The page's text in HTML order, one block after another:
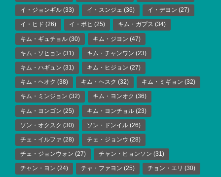
イ・ジョンギル (33) イ・スンジェ (36) イ・デヨン (27)
イ・ヒド (26) イ・ボヒ (25) キム・ガプス (34)
キム・ギュチョル (30) キム・ジヨン (47)
キム・ソヒョン (31) キム・チャンワン (23)
キム・ハギュン (31) キム・ヒジョン (27)
キム・ヘオク (38) キム・ヘスク (32) キム・ミギョン (32)
キム・ミンジョン (32) キム・ヨンオク (36)
キム・ヨンゴン (25) キム・ヨンチョル (23)
ソン・オクスク (30) ソン・ドンイル (26)
チェ・イルファ (28) チェ・ジョンウ (28)
チェ・ジョンウォン (27) チャン・ヒョンソン (31)
チャン・ヨン (24) チャ・ファヨン (25) チョン・エリ (30)